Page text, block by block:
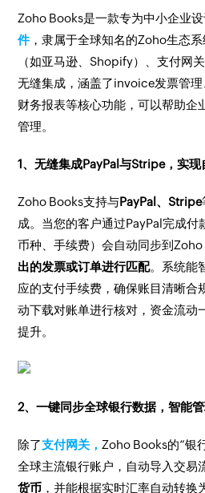
Zoho Books是一款专为中小企业
件，隶属于全球知名的Zoho生态
（如亚马逊、Shopify）、支付网
无缝集成，涵盖了invoice发票管理
财务报表等核心功能，可以帮助企
管理。
1、无缝集成PayPal与Stripe，实现
Zoho Books支持与PayPal、Stripe
成。当您的客户通过PayPal完成付
币种、手续费）会自动同步到
出的发票或订单进行匹配。系统能
应的支付手续费，确保账目清晰合
动下载对账单进行核对，资金流动
提升。
2、一键同步全球银行数据，智能
除了支付网关， Zoho Books的“银
全球主流银行账户，自动导入交易
货币 ，并能根据实时汇率自动转换